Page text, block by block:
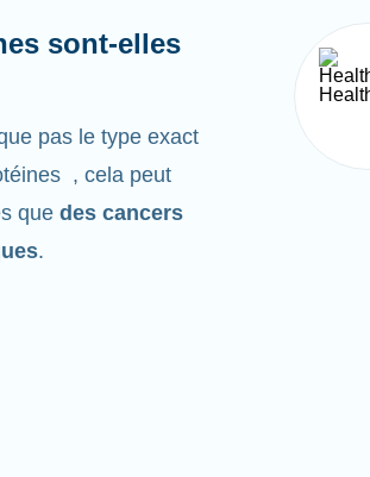
sont-elles
pas le type exact
, cela peut
que des cancers
.